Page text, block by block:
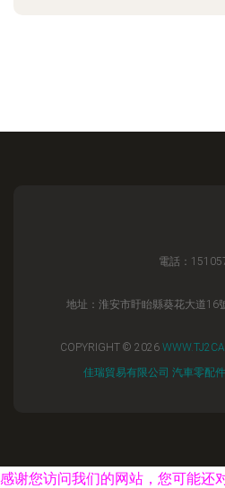
電話：
地址：淮安市盱眙縣葵花大道16
COPYRIGHT © 2026
佳瑞貿易有限公司 汽車零配件
感谢您访问我们的网站，您可能还